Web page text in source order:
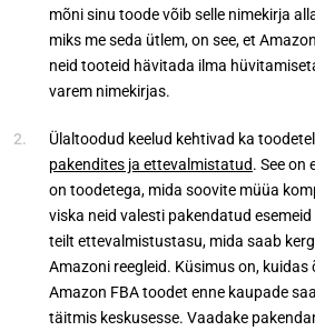
mõni sinu toode võib selle nimekirja
miks me seda ütlem, on see, et
neid tooteid hävitada ilma
varem nimekirjas.
Ülaltoodud keelud kehtivad ka
pakendites ja ettevalmistatud. See on
on toodetega, mida soovite müüa
viska neid valesti pakendatud
teilt ettevalmistustasu, mida saab
Amazoni reegleid. Küsimus on, kuidas
Amazon FBA toodet enne kaupade
täitmis keskusesse. Vaadake